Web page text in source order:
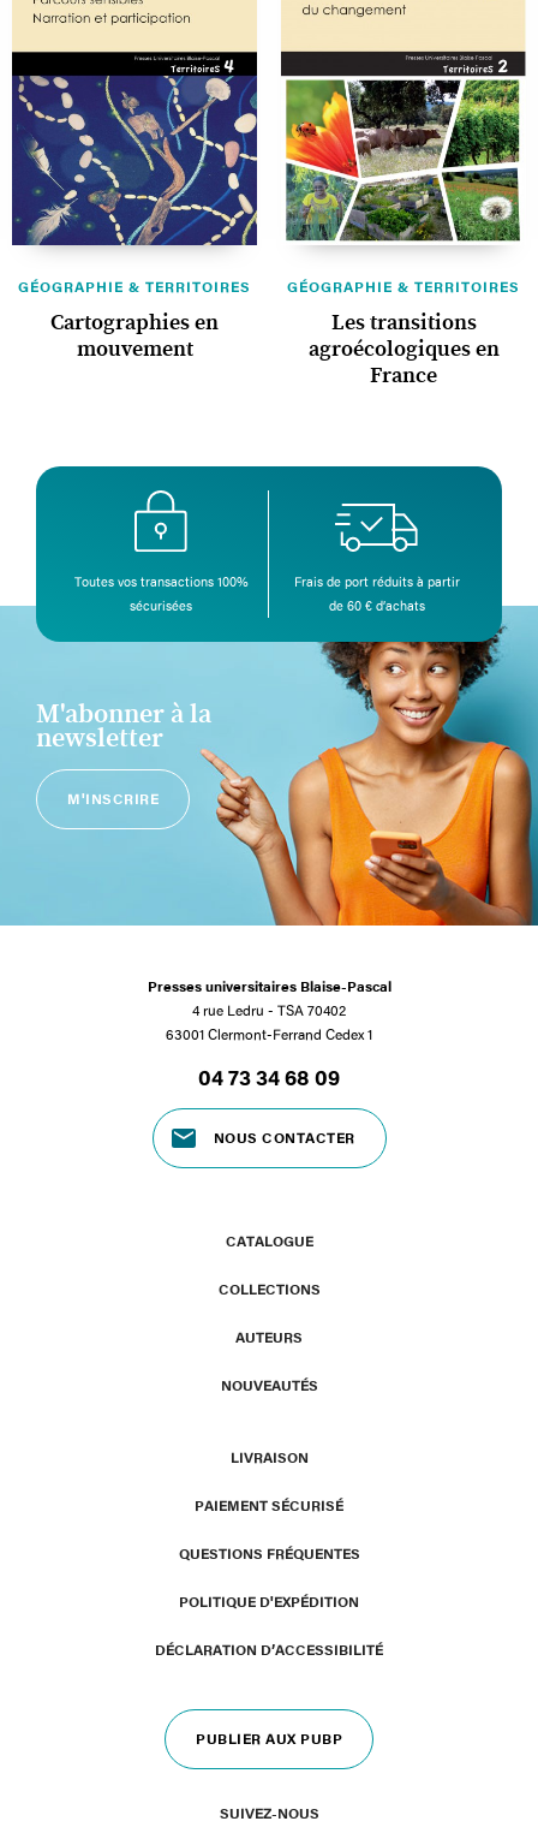
GÉOGRAPHIE & TERRITOIRES
Cartographies en
mouvement
GÉOGRAPHIE & TERRITOIRES
Les transitions
agroécologiques en
France
Toutes vos transactions 100%
sécurisées
Frais de port réduits à partir
de 60 € d’achats
M'abonner à la
newsletter
M'INSCRIRE
Presses universitaires Blaise-Pascal
4 rue Ledru - TSA 70402
63001 Clermont-Ferrand Cedex 1
04 73 34 68 09
NOUS CONTACTER
CATALOGUE
COLLECTIONS
AUTEURS
NOUVEAUTÉS
LIVRAISON
PAIEMENT SÉCURISÉ
QUESTIONS FRÉQUENTES
POLITIQUE D'EXPÉDITION
DÉCLARATION D’ACCESSIBILITÉ
PUBLIER AUX PUBP
SUIVEZ-NOUS